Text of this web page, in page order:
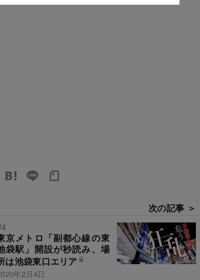
次の記事 ＞
京メトロ「副都心線の東
袋駅」開設が秒読み、場
は池袋東口エリア
年2月4日